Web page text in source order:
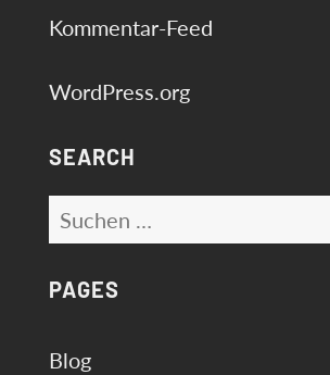
Kommentar-Feed
WordPress.org
SEARCH
Suchen
nach:
PAGES
Blog